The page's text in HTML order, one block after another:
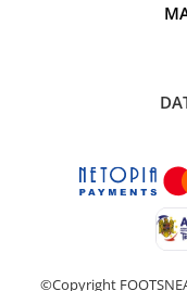
©Copyright